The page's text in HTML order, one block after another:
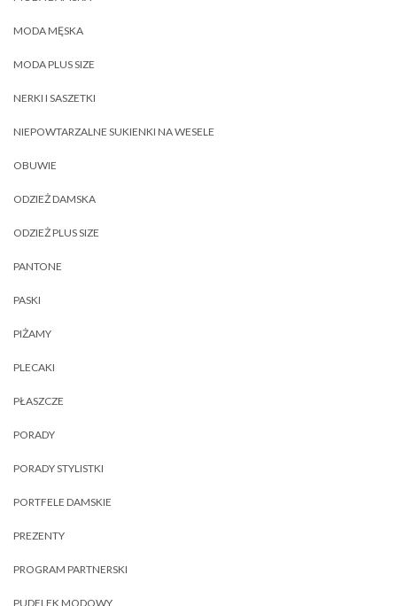
MODA MĘSKA
MODA PLUS SIZE
NERKI I SASZETKI
NIEPOWTARZALNE SUKIENKI NA WESELE
OBUWIE
ODZIEŻ DAMSKA
ODZIEŻ PLUS SIZE
PANTONE
PASKI
PIŻAMY
PLECAKI
PŁASZCZE
PORADY
PORADY STYLISTKI
PORTFELE DAMSKIE
PREZENTY
PROGRAM PARTNERSKI
PUDELEK MODOWY